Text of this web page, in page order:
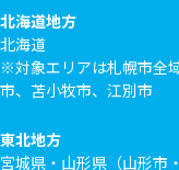
北海道地方
北海道
※対象エリアは札幌市全
市、苫小牧市、江別市
東北地方
宮城県・山形県（山形市